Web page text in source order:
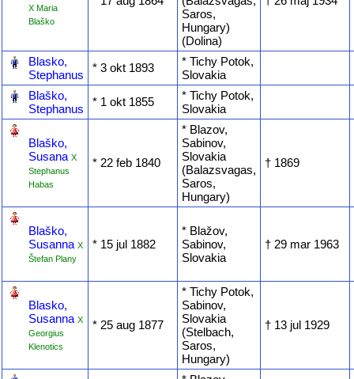
X Maria
Blaško
Saros,
Hungary)
(Dolina)
Blasko,
Stephanus
* ‎3 okt 1893
* Tichy Potok,
Slovakia
Blaško,
Stephanus
* ‎1 okt 1855
* Tichy Potok,
Slovakia
Blaško,
Susana X
Stephanus
Habas
* ‎22 feb 1840
* Blazov,
Sabinov,
Slovakia
(Balazsvagas,
Saros,
Hungary)
† ‎1869
Blaško,
Susanna X
Štefan Plany
* ‎15 jul 1882
* Blažov,
Sabinov,
Slovakia
† ‎29 mar 1963
Blasko,
Susanna X
Georgius
Klenotics
* ‎25 aug 1877
* Tichy Potok,
Sabinov,
Slovakia
(Stelbach,
Saros,
Hungary)
† ‎13 jul 1929